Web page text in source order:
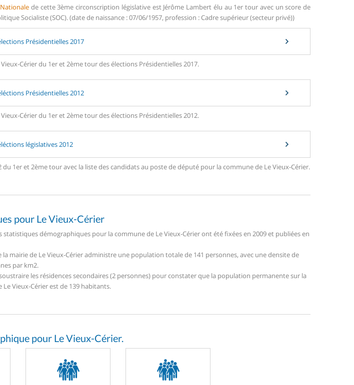
de cette 3ème circonscription législative est Jérôme Lambert élu au 1er tour avec un score de
Socialiste (SOC). (date de naissance : 07/06/1957, profession : Cadre supérieur (secteur privé))
Présidentielles 2017
Cérier du 1er et 2ème tour des élections Présidentielles 2017.
Présidentielles 2012
Cérier du 1er et 2ème tour des élections Présidentielles 2012.
législatives 2012
du 1er et 2ème tour avec la liste des candidats au poste de député pour la commune de Le Vieux-Cérier.
pour Le Vieux-Cérier
statistiques démographiques pour la commune de Le Vieux-Cérier ont été fixées en 2009 et publiées en
la mairie de Le Vieux-Cérier administre une population totale de 141 personnes, avec une densite de
par km2.
les résidences secondaires (2 personnes) pour constater que la population permanente sur la
Le Vieux-Cérier est de 139 habitants.
pour Le Vieux-Cérier.